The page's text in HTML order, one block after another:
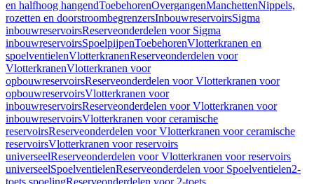
en halfhoog hangendToebehorenOvergangenManchettenNippels,
rozetten en doorstroombegrenzersInbouwreservoirsSigma
inbouwreservoirsReserveonderdelen voor Sigma
inbouwreservoirsSpoelpijpenToebehorenVlotterkranen en
spoelventielenVlotterkranenReserveonderdelen voor
VlotterkranenVlotterkranen voor
opbouwreservoirsReserveonderdelen voor Vlotterkranen voor
opbouwreservoirsVlotterkranen voor
inbouwreservoirsReserveonderdelen voor Vlotterkranen voor
inbouwreservoirsVlotterkranen voor ceramische
reservoirsReserveonderdelen voor Vlotterkranen voor ceramische
reservoirsVlotterkranen voor reservoirs
universeelReserveonderdelen voor Vlotterkranen voor reservoirs
universeelSpoelventielenReserveonderdelen voor Spoelventielen2-
toets spoelingReserveonderdelen voor 2-toets